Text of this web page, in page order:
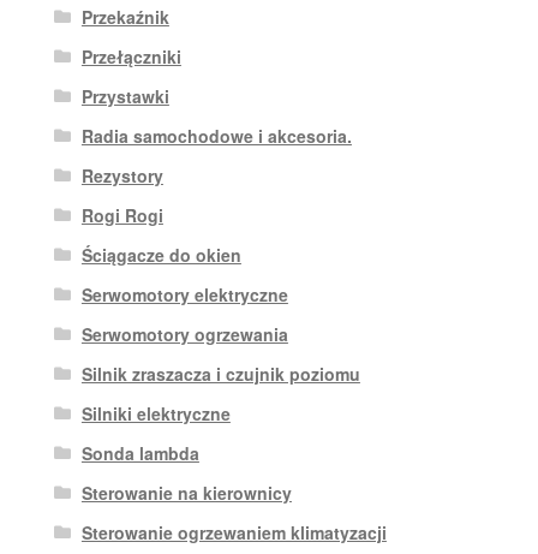
Przekaźnik
Przełączniki
Przystawki
Radia samochodowe i akcesoria.
Rezystory
Rogi Rogi
Ściągacze do okien
Serwomotory elektryczne
Serwomotory ogrzewania
Silnik zraszacza i czujnik poziomu
Silniki elektryczne
Sonda lambda
Sterowanie na kierownicy
Sterowanie ogrzewaniem klimatyzacji